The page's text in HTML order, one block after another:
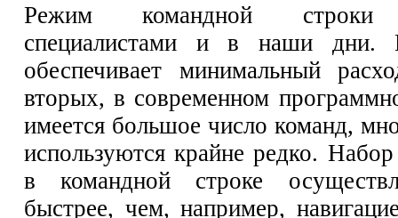
Режим командной строки
специалистами и в наши дни.
обеспечивает минимальный
вторых, в современном
имеется большое число команд,
используются крайне редко.
в командной строке
быстрее, чем, например,